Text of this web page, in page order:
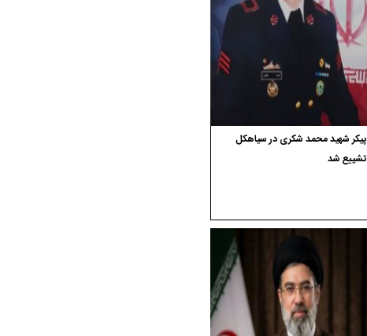
پیکر شهید محمد شکری در سیاهکل
تشییع شد